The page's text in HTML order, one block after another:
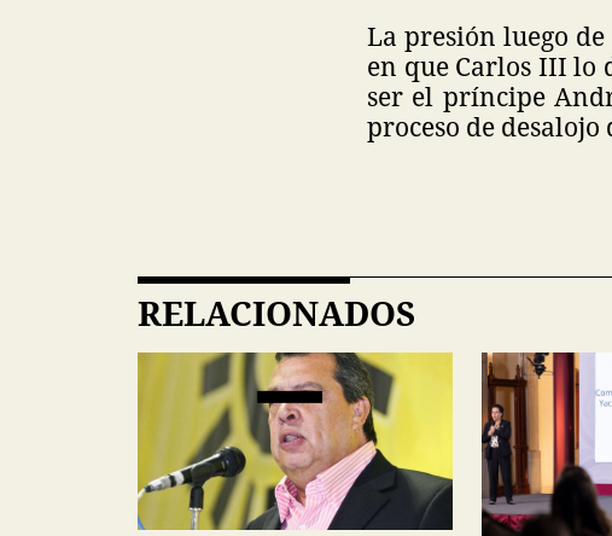
La presión luego
en que Carlos III lo
ser el príncipe
proceso de
RELACIONADOS